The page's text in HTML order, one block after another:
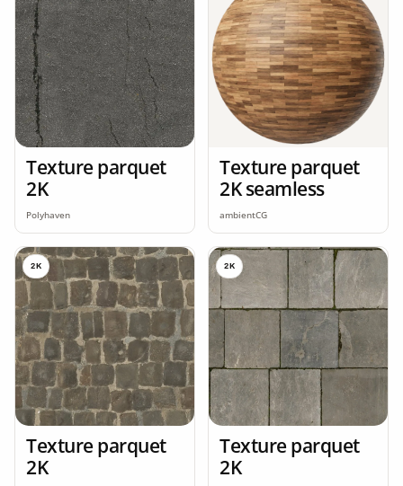
Texture parquet
2K
Polyhaven
Texture parquet
2K seamless
ambientCG
2K
Texture parquet
2K
2K
Texture parquet
2K